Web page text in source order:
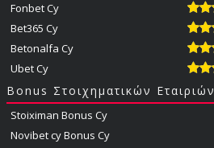
Fonbet Cy
Bet365 Cy
Betonalfa Cy
Ubet Cy
Bonus Στοιχηματικών Εταιριών
Stoiximan Bonus Cy
Novibet cy Bonus Cy